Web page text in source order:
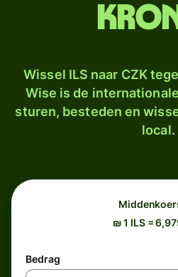
Wissel ILS naar CZK
Wise is de
sturen, besteden en
local.
₪ 1 ILS =
Bedrag